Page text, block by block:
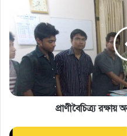
প্রাণীবৈচিত্র্য রক্ষায়